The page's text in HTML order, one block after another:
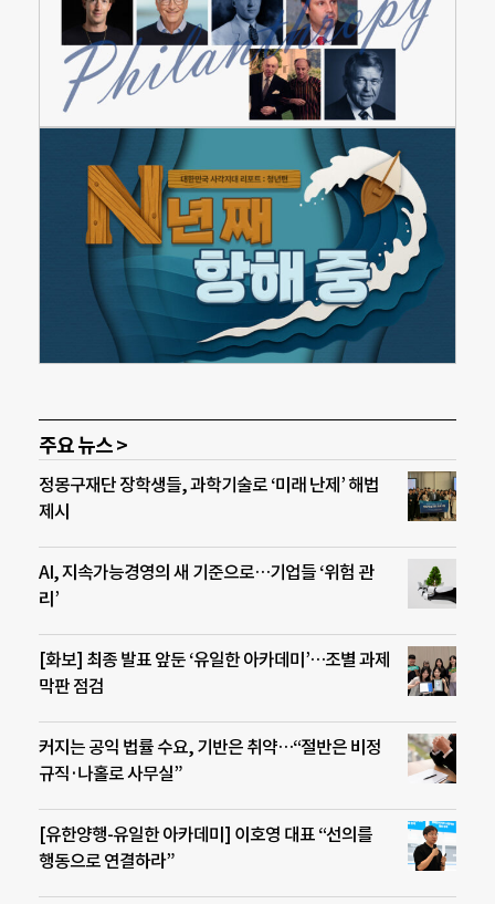
주요 뉴스 >
정몽구재단 장학생들, 과학기술로 ‘미래 난제’ 해법
제시
AI, 지속가능경영의 새 기준으로…기업들 ‘위험 관
리’
[화보] 최종 발표 앞둔 ‘유일한 아카데미’…조별 과제
막판 점검
커지는 공익 법률 수요, 기반은 취약…“절반은 비정
규직·나홀로 사무실”
[유한양행-유일한 아카데미] 이호영 대표 “선의를
행동으로 연결하라”